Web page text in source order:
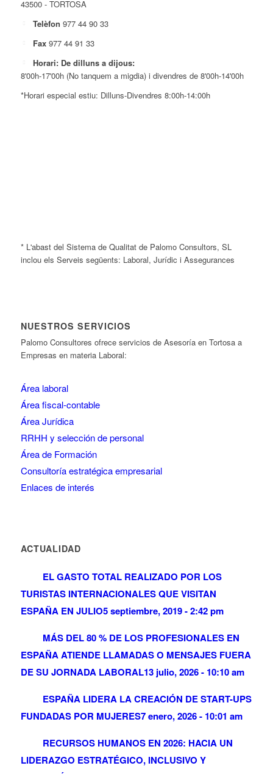
43500 - TORTOSA
Telèfon 977 44 90 33
Fax 977 44 91 33
Horari: De dilluns a dijous:
8'00h-17'00h (No tanquem a migdia) i divendres de 8'00h-14'00h
*Horari especial estiu: Dilluns-Divendres 8:00h-14:00h
* L'abast del Sistema de Qualitat de Palomo Consultors, SL
inclou els Serveis següents: Laboral, Jurídic i Assegurances
NUESTROS SERVICIOS
Palomo Consultores ofrece servicios de Asesoría en Tortosa a
Empresas en materia Laboral:
Área laboral
Área fiscal-contable
Área Jurídica
RRHH y selección de personal
Área de Formación
Consultoría estratégica empresarial
Enlaces de interés
ACTUALIDAD
EL GASTO TOTAL REALIZADO POR LOS
TURISTAS INTERNACIONALES QUE VISITAN
ESPAÑA EN JULIO5 septiembre, 2019 - 2:42 pm
MÁS DEL 80 % DE LOS PROFESIONALES EN
ESPAÑA ATIENDE LLAMADAS O MENSAJES FUERA
DE SU JORNADA LABORAL13 julio, 2026 - 10:10 am
ESPAÑA LIDERA LA CREACIÓN DE START-UPS
FUNDADAS POR MUJERES7 enero, 2026 - 10:01 am
RECURSOS HUMANOS EN 2026: HACIA UN
LIDERAZGO ESTRATÉGICO, INCLUSIVO Y